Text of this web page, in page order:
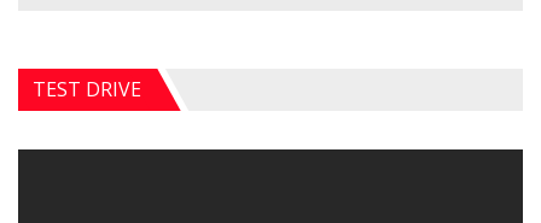
TEST DRIVE